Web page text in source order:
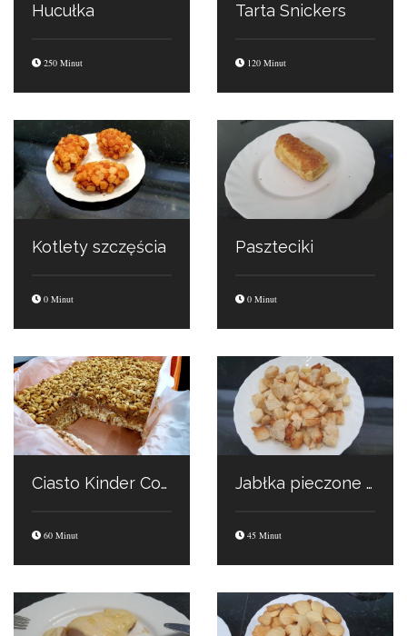
Hucułka
250 Minut
Tarta Snickers
120 Minut
Kotlety szczęścia
0 Minut
Paszteciki
0 Minut
Ciasto Kinder Country
60 Minut
Jabłka pieczone z chlebem
45 Minut